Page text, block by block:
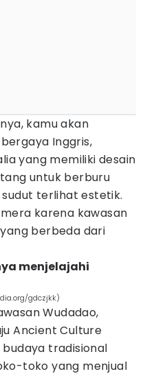
kamu akan
Inggris,
yang memiliki desain
untuk berburu
terlihat estetik.
karena kawasan
berbeda dari
menjelajahi
gdczjkk)
Wudadao,
Ancient Culture
tradisional
toko yang menjual